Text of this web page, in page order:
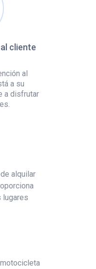
cliente
al
a su
a disfrutar
alquilar
lugares